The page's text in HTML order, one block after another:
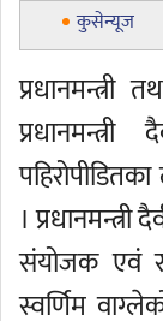
कुसेन्यूज
प्रधानमन्त्री
।
संयोजक एवं
स्वर्णिम